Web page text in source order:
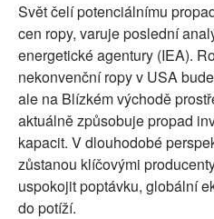
SOCIÁLNÍ SÍTĚ
RUBRIKY
PLNÁ VERZE STRÁNEK
Svět čelí potenciálnímu
cen ropy, varuje poslední
energetické agentury (IEA).
nekonvenční ropy v USA
ale na Blízkém východě
aktuálně způsobuje propad
kapacit. V dlouhodobé
zůstanou klíčovými
uspokojit poptávku, globální
do potíží.